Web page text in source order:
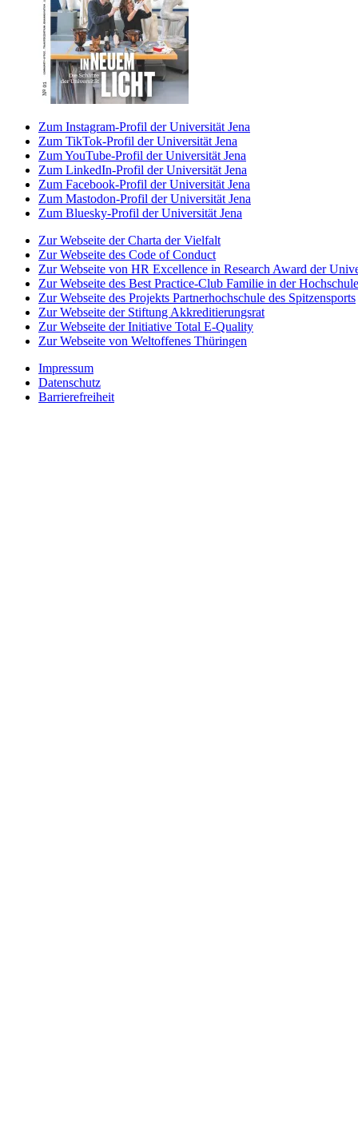
Zum Instagram-Profil der Universität Jena
Zum TikTok-Profil der Universität Jena
Zum YouTube-Profil der Universität Jena
Zum LinkedIn-Profil der Universität Jena
Zum Facebook-Profil der Universität Jena
Zum Mastodon-Profil der Universität Jena
Zum Bluesky-Profil der Universität Jena
Zur Webseite der Charta der Vielfalt
Zur Webseite des Code of Conduct
Zur Webseite von HR Excellence in Research Award der
Zur Webseite des Best Practice-Club Familie in der Hochschule
Zur Webseite des Projekts Partnerhochschule des Spitzensports
Zur Webseite der Stiftung Akkreditierungsrat
Zur Webseite der Initiative Total E-Quality
Zur Webseite von Weltoffenes Thüringen
Impressum
Datenschutz
Barrierefreiheit